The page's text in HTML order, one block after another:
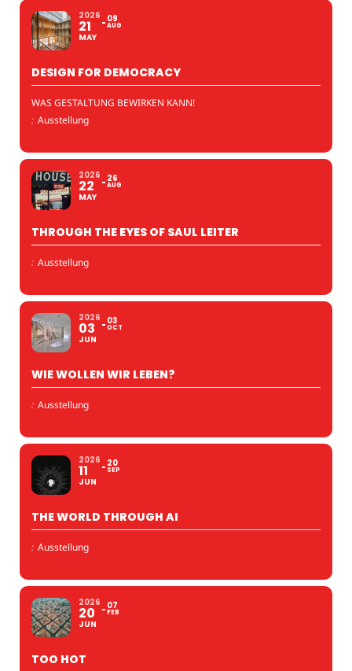
2026
21
MAY
09
AUG
DESIGN FOR DEMOCRACY
WAS GESTALTUNG BEWIRKEN KANN!
: Ausstellung
2026
22
MAY
26
AUG
THROUGH THE EYES OF SAUL LEITER
: Ausstellung
2026
03
JUN
03
OCT
WIE WOLLEN WIR LEBEN?
: Ausstellung
2026
11
JUN
20
SEP
THE WORLD THROUGH AI
: Ausstellung
2026
20
JUN
07
FEB
TOO HOT